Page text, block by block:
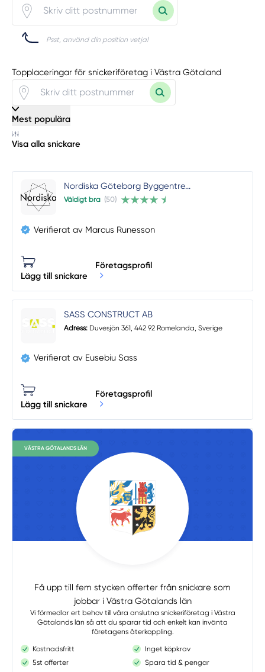
Psst, använd din position vetja!
Topplaceringar för snickeriföretag i Västra Götaland
Mest populära
Visa alla snickare
Nordiska Göteborg Byggentre...
Väldigt bra (50)
Verifierat av Marcus Runesson
Lägg till snickare
Företagsprofil
SASS CONSTRUCT AB
Adress: Duvesjön 361, 442 92 Romelanda, Sverige
Verifierat av Eusebiu Sass
Lägg till snickare
Företagsprofil
VÄSTRA GÖTALANDS LÄN
Få upp till fem stycken offerter från snickare som
jobbar i Västra Götalands län
Vi förmedlar ert behov till våra anslutna snickeriföretag i Västra
Götalands län så att du sparar tid och enkelt kan invänta
företagens återkoppling.
Kostnadsfritt
Inget köpkrav
5st offerter
Spara tid & pengar